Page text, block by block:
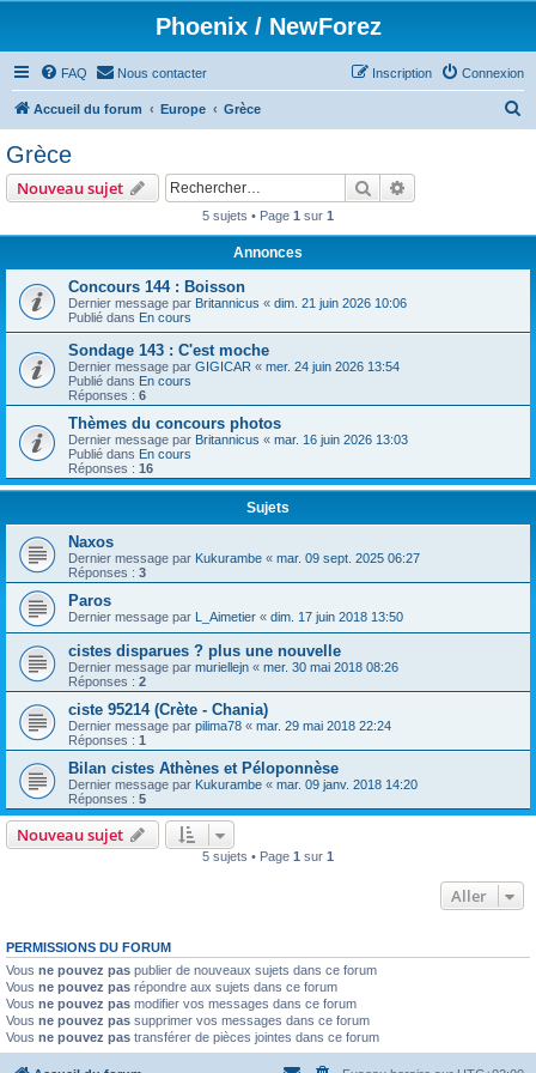
Phoenix / NewForez
FAQ Nous contacter Connexion
Inscription
Accueil du forum Europe Grèce
e
Grèce
Nouveau sujet Rechercher
5 sujets • Page 1 sur 1
Annonces
Concours 144 : Boisson
Dernier message par Britannicus « dim. 21 juin 2026 10:06
Publié dans En cours
Sondage 143 : C'est moche
Dernier message par GIGICAR « mer. 24 juin 2026 13:54
Publié dans En cours
Réponses : 6
Thèmes du concours photos
Dernier message par Britannicus « mar. 16 juin 2026 13:03
Publié dans En cours
Réponses : 16
Sujets
Naxos
Dernier message par Kukurambe « mar. 09 sept. 2025 06:27
Réponses : 3
Paros
Dernier message par L_Aimetier « dim. 17 juin 2018 13:50
cistes disparues ? plus une nouvelle
Dernier message par muriellejn « mer. 30 mai 2018 08:26
Réponses : 2
ciste 95214 (Crète - Chania)
Dernier message par pilima78 « mar. 29 mai 2018 22:24
Réponses : 1
Bilan cistes Athènes et Péloponnèse
Dernier message par Kukurambe « mar. 09 janv. 2018 14:20
Réponses : 5
Nouveau sujet
5 sujets • Page 1 sur 1
Aller
PERMISSIONS DU FORUM
Vous ne pouvez pas publier de nouveaux sujets dans ce forum
Vous ne pouvez pas répondre aux sujets dans ce forum
Vous ne pouvez pas modifier vos messages dans ce forum
Vous ne pouvez pas supprimer vos messages dans ce forum
Vous ne pouvez pas transférer de pièces jointes dans ce forum